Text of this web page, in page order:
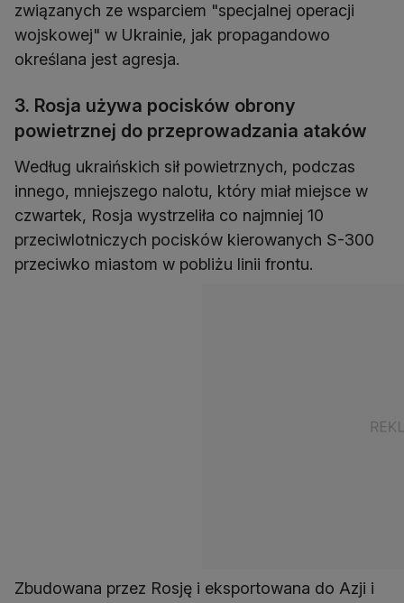
związanych ze wsparciem "specjalnej operacji
wojskowej" w Ukrainie, jak propagandowo
określana jest agresja.
3. Rosja używa pocisków obrony
powietrznej do przeprowadzania ataków
Według ukraińskich sił powietrznych, podczas
innego, mniejszego nalotu, który miał miejsce w
czwartek, Rosja wystrzeliła co najmniej 10
przeciwlotniczych pocisków kierowanych S-300
przeciwko miastom w pobliżu linii frontu.
Zbudowana przez Rosję i eksportowana do Azji i